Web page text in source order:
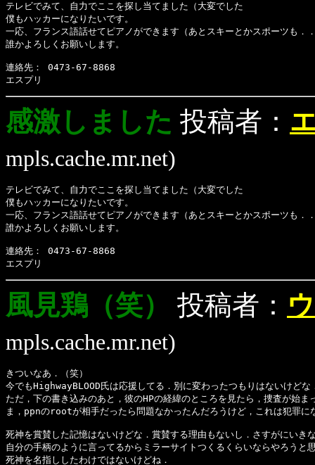
テレビでみて、自力でここを探し当てました（大変でした
僕もハッカーになりたいです。
一応、フランス語話せてピアノができます（あとスキーとかスポーツも．
誰かよろしくお願いします。
連絡先： 0473-67-8868
エスプリ
感激しました 投稿者：
mpls.cache.mr.net)
テレビでみて、自力でここを探し当てました（大変でした
僕もハッカーになりたいです。
一応、フランス語話せてピアノができます（あとスキーとかスポーツも．
誰かよろしくお願いします。
連絡先： 0473-67-8868
エスプリ
風見鶏（笑） 投稿者：
mpls.cache.mr.net)
きついなあ．（笑）
今でもHighwayBLOOD氏は応援してる．別に変わったつもりはないけどな
ただ，下の書き込みのあと，彼のHPの経緯のところを見たら，捜査が始
ま，ppnのrootが相手だったら問題なかったんだろうけど，これは犯罪に
死神を賞賛した記憶はないけどな．賞賛する理由もないし．さすがにいき
自分の手柄のように言ってるからミラーサイトつくるくらいならやろうと
死神を名指ししたわけではないけどね．